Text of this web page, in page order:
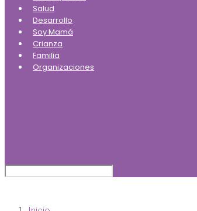
Salud
Desarrollo
Soy Mamá
Crianza
Familia
Organizaciones